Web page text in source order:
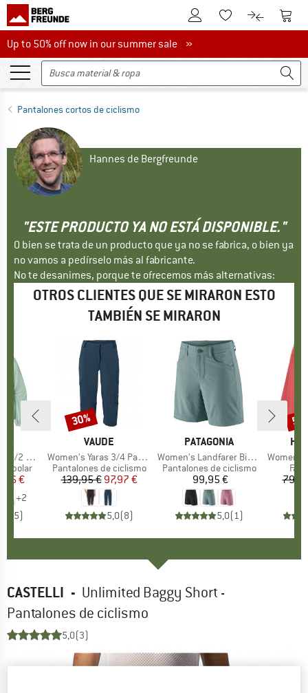
A la cuenta de cliente
A la lista de
A la A la
Up to 50% off now in our summer sale
Up to 50% off now in our summer sale »
Pantalones cortos de ciclismo
Hannes de Bergfreunde
"ESTE PRODUCTO YA NO ESTÁ DISPONIBLE."
O bien se trata de un producto que ya no se fabrica, o bien ya
no vamos a pedírselo más al fabricante.
No te desanimes, porque te ofrecemos más alternativas:
OTROS CLIENTES QUE SE MIRARON ESTO
TAMBIÉN SE MIRARON
P/O
polar
reducido
€
+2
5)
MARCA
VAUDE
Artículo
Women's Yaras 3/4 Pants
Product group
Pantalones de ciclismo
Precio
139,95 €Precio reducido
97,97 €
5,0(8)
Descuento
30%
MARCA
PATAGONIA
Artículo
Women's Landfarer Bike Shorts
Product group
Pantalones de ciclismo
Precio
99,95 €
5,0(1)
Artículo
Women's
CASTELLI - Unlimited Baggy Short -
Pantalones de ciclismo
5,0(3)